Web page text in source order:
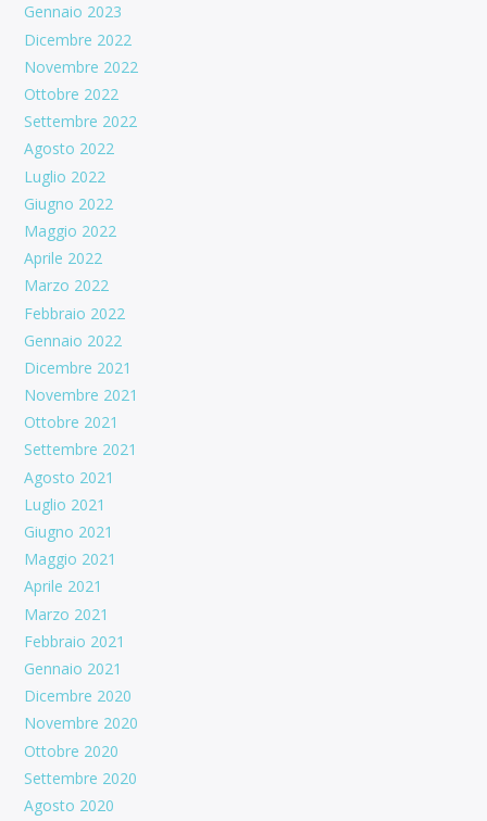
Gennaio 2023
Dicembre 2022
Novembre 2022
Ottobre 2022
Settembre 2022
Agosto 2022
Luglio 2022
Giugno 2022
Maggio 2022
Aprile 2022
Marzo 2022
Febbraio 2022
Gennaio 2022
Dicembre 2021
Novembre 2021
Ottobre 2021
Settembre 2021
Agosto 2021
Luglio 2021
Giugno 2021
Maggio 2021
Aprile 2021
Marzo 2021
Febbraio 2021
Gennaio 2021
Dicembre 2020
Novembre 2020
Ottobre 2020
Settembre 2020
Agosto 2020